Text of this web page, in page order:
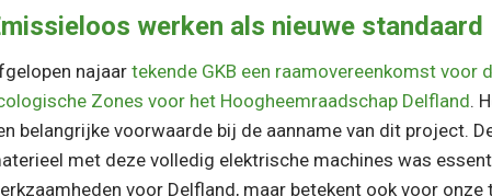
Emissieloos werken als nieuwe standaard
najaar tekende GKB een raamovereenkomst voor
Zones voor het Hoogheemraadschap Delfland.
belangrijke voorwaarde bij de aanname van dit project.
met deze volledig elektrische machines was
voor Delfland, maar betekent ook voor